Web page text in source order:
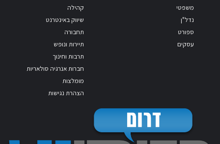
משפטי
נדל"ן
ספורט
עסקים
קהילה
שיווק באינטרנט
תחבורה
תיירות ונופש
תרבות וחינוך
חברות אנרגיה סולאריות
מומלצות
הצהרת נגישות